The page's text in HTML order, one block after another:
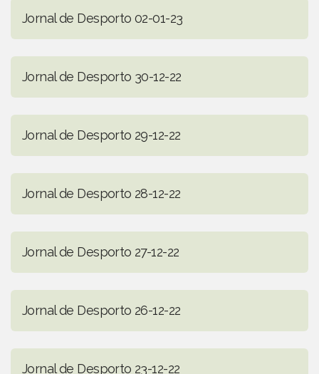
Jornal de Desporto 02-01-23
Jornal de Desporto 30-12-22
Jornal de Desporto 29-12-22
Jornal de Desporto 28-12-22
Jornal de Desporto 27-12-22
Jornal de Desporto 26-12-22
Jornal de Desporto 23-12-22